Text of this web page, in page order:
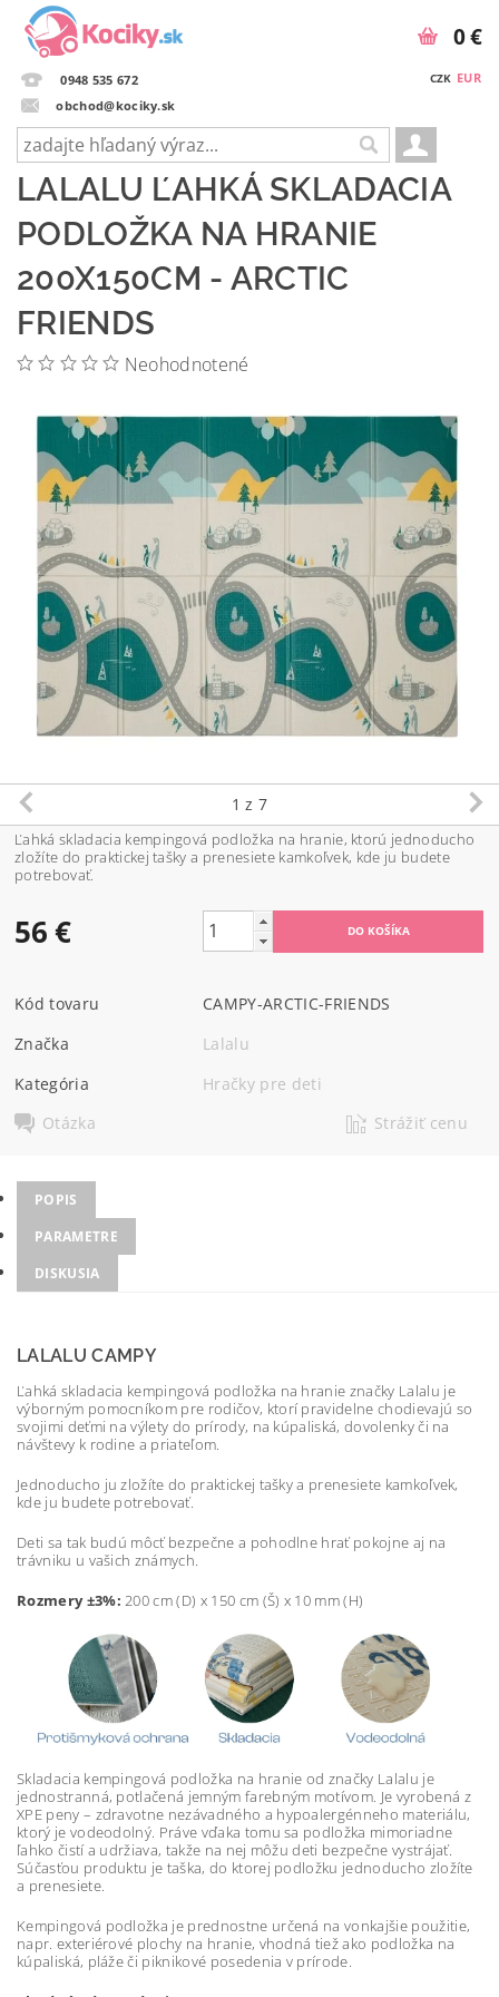
0948 535 672
obchod@kociky.sk
CZK EUR
0 €
LALALU ĽAHKÁ SKLADACIA
PODLOŽKA NA HRANIE
200X150CM - ARCTIC
FRIENDS
Neohodnotené
1 z 7
Ľahká skladacia kempingová podložka na hranie, ktorú jednoducho
zložíte do praktickej tašky a prenesiete kamkoľvek, kde ju budete
potrebovať.
56 €
Kód tovaru
CAMPY-ARCTIC-FRIENDS
Značka
Lalalu
Kategória
Hračky pre deti
Otázka
Strážiť cenu
POPIS
PARAMETRE
DISKUSIA
LALALU CAMPY
Ľahká skladacia kempingová podložka na hranie značky Lalalu je
výborným pomocníkom pre rodičov, ktorí pravidelne chodievajú so
svojimi deťmi na výlety do prírody, na kúpaliská, dovolenky či na
návštevy k rodine a priateľom.
Jednoducho ju zložíte do praktickej tašky a prenesiete kamkoľvek,
kde ju budete potrebovať.
Deti sa tak budú môcť bezpečne a pohodlne hrať pokojne aj na
trávniku u vašich známych.
Rozmery ±3%: 200 cm (D) x 150 cm (Š) x 10 mm (H)
Skladacia kempingová podložka na hranie od značky Lalalu je
jednostranná, potlačená jemným farebným motívom. Je vyrobená z
XPE peny – zdravotne nezávadného a hypoalergénneho materiálu,
ktorý je vodeodolný. Práve vďaka tomu sa podložka mimoriadne
ľahko čistí a udržiava, takže na nej môžu deti bezpečne vystrájať.
Súčasťou produktu je taška, do ktorej podložku jednoducho zložíte
a prenesiete.
Kempingová podložka je prednostne určená na vonkajšie použitie,
napr. exteriérové plochy na hranie, vhodná tiež ako podložka na
kúpaliská, pláže či piknikové posedenia v prírode.